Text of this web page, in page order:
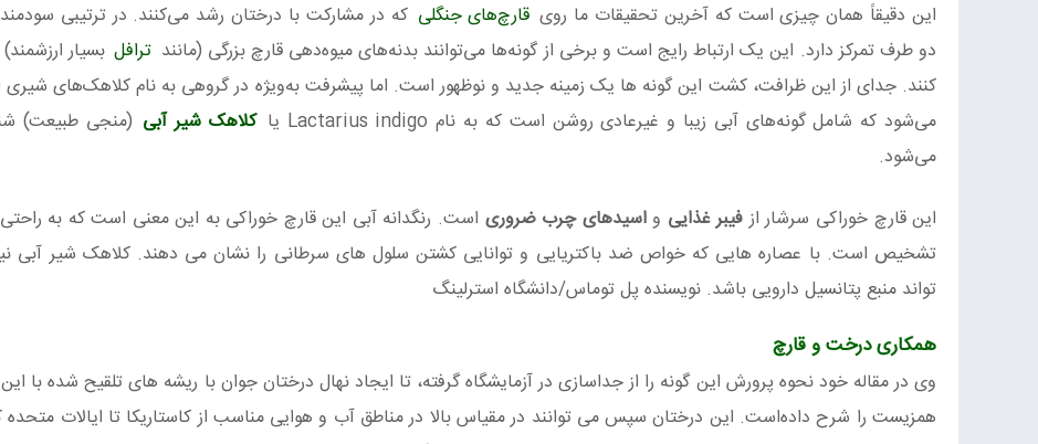
این دقیقاً همان چیزی است که آخرین تحقیقات ما روی قارچ‌های جنگلی که در مشارکت با درختان رشد می‌کنند. در ترتیبی
دو طرف تمرکز دارد. این یک ارتباط رایج است و برخی از گونه‌ها می‌توانند بدنه‌های میوه‌دهی قارچ بزرگی (مانند ترافل بسیار ارزشمند)
کنند. جدای از این ظرافت، کشت این گونه ها یک زمینه جدید و نوظهور است. اما پیشرفت به‌ویژه در گروهی به نام کلاهک‌های شیری
می‌شود که شامل گونه‌های آبی زیبا و غیرعادی روشن است که به نام Lactarius indigo یا
کلاهک شیر آبی (منجی طبیعت)
می‌شود.
این قارچ خوراکی سرشار ازفیبر غذایی واسیدهای چرب ضروری است. رنگدانه آبی این قارچ خوراکی به این معنی است که به
تشخیص است. با عصاره هایی که خواص ضد باکتریایی و توانایی کشتن سلول های سرطانی را نشان می دهند. کلاهک شیر آبی
تواند منبع پتانسیل دارویی باشد. نویسنده پل توماس/دانشگاه استرلینگ
همکاری درخت و قارچ
وی در مقاله خود نحوه پرورش این گونه را از جداسازی در آزمایشگاه گرفته، تا ایجاد نهال درختان جوان با ریشه های تلقیح شده با
همزیست را شرح داده‌است. این درختان سپس می توانند در مقیاس بالا در مناطق آب و هوایی مناسب از کاستاریکا تا ایالات